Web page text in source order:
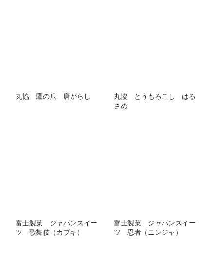
丸協 鷹の爪 唐がらし
丸協 とうもろこし はる
さめ
富士製菓 ジャパンスイー
ツ 歌舞伎（カブキ）
富士製菓 ジャパンスイー
ツ 忍者（ニンジャ）